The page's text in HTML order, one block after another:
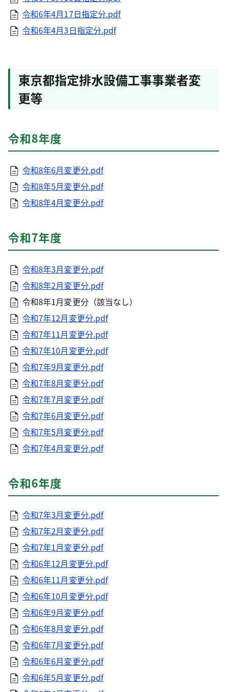
令和6年4月17日指定分.pdf
令和6年4月3日指定分.pdf
東京都指定排水設備工事事業者変
更等
令和8年度
令和8年6月変更分.pdf
令和8年5月変更分.pdf
令和8年4月変更分.pdf
令和7年度​​​​​​
令和8年3月変更分.pdf
令和8年2月変更分.pdf
令和8年1月変更分（該当なし）
令和7年12月変更分.pdf
令和7年11月変更分.pdf
令和7年10月変更分.pdf
令和7年9月変更分.pdf
令和7年8月変更分.pdf
令和7年7月変更分.pdf
令和7年6月変更分.pdf
令和7年5月変更分.pdf
令和7年4月変更分.pdf
令和6年度
令和7年3月変更分.pdf
令和7年2月変更分.pdf
令和7年1月変更分.pdf
令和6年12月変更分.pdf
令和6年11月変更分.pdf
令和6年10月変更分.pdf
令和6年9月変更分.pdf
令和6年8月変更分.pdf
令和6年7月変更分.pdf
令和6年6月変更分.pdf
令和6年5月変更分.pdf